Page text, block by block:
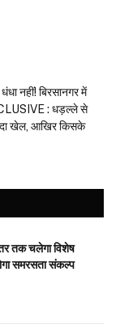
नहीं! बिरसानगर में
: धड़ल्ले से
खेल, आखिर किसके
तक चलेगा विशेष
समरसता संकल्प